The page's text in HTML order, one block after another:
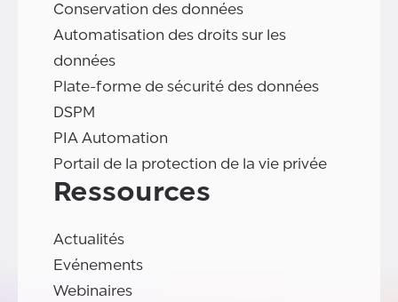
Conservation des données
Automatisation des droits sur les
données
Plate-forme de sécurité des données
DSPM
PIA Automation
Portail de la protection de la vie privée
Ressources
Actualités
Evénements
Webinaires